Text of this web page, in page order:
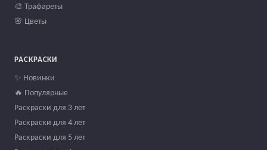
🎨 Трафареты
🌸 Цветы
РАСКРАСКИ
✨ Новинки
🔥 Популярные
Раскраски для 3 лет
Раскраски для 4 лет
Раскраски для 5 лет